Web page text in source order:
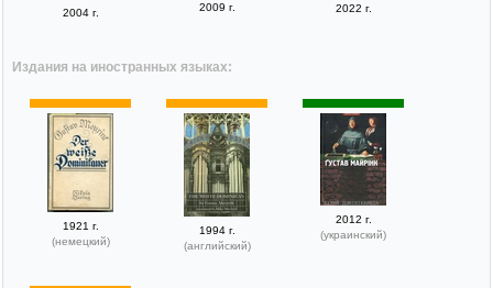
2004 г. 2009 г. 2022 г.
Издания на иностранных языках:
1921 г.
(немецкий)
1994 г.
(английский)
2012 г.
(украинский)